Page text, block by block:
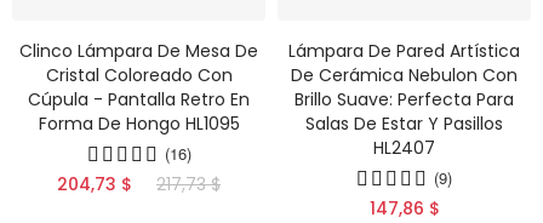
Clinco Lámpara De Mesa De
Cristal Coloreado Con
Cúpula - Pantalla Retro En
Forma De Hongo HL1095
(16)
204,73 $ 217,73 $
Lámpara De Pared Artística
De Cerámica Nebulon Con
Brillo Suave: Perfecta Para
Salas De Estar Y Pasillos
HL2407
(9)
147,86 $